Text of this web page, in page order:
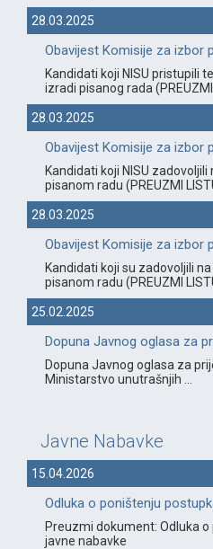
28.03.2025
Obavijest Komisije za izbor
Kandidati koji NISU pristupili
izradi pisanog rada (PREUZMI
28.03.2025
Obavijest Komisije za izbor
Kandidati koji NISU
pisanom radu (PREUZMI
28.03.2025
Obavijest Komisije za izbor
Kandidati koji su zadovoljili
pisanom radu (PREUZMI
25.02.2025
Dopuna Javnog oglasa za
Dopuna Javnog oglasa za
Ministarstvo unutrašnjih ...
Javne Nabavke
15.04.2026
Odluka o poništenju
Preuzmi dokument: Odluka
javne nabavke